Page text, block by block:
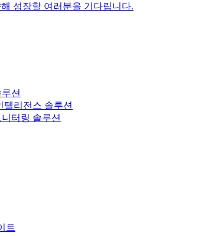
성장할 여러분을 기다립니다.
션
텔리전스 솔루션
터링 솔루션
트